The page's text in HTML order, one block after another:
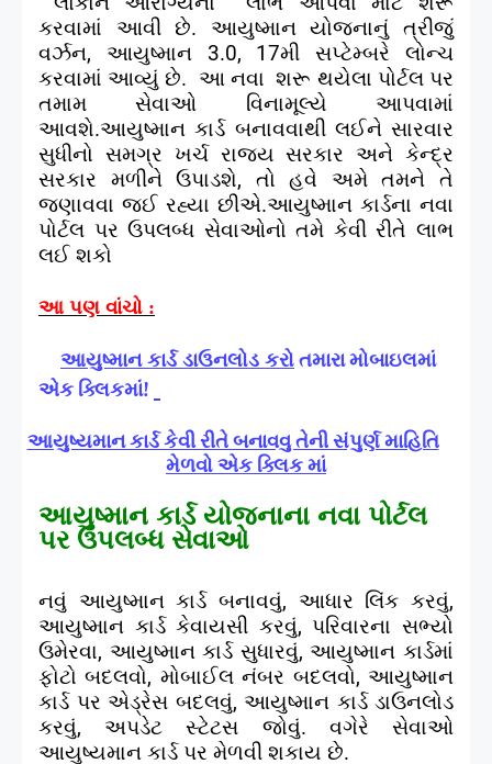
કરવામાં આવી છે.
આયુષ્માન યોજનાનું ત્રીજું
વર્ઝન, આયુષ્માન 3.0, 17મી સપ્ટેમ્બરે લોન્ચ
કરવામાં આવ્યું છે. આ નવા શરૂ થયેલા પોર્ટલ પર
તમામ સેવાઓ વિનામૂલ્યે આપવામાં
આવશે.આયુષ્માન કાર્ડ બનાવવાથી લઈને સારવાર
સુધીનો સમગ્ર ખર્ચ રાજ્ય સરકાર અને કેન્દ્ર
સરકાર મળીને ઉપાડશે, તો હવે અમે તમને તે
જણાવવા જઈ રહ્યા છીએ.આયુષ્માન કાર્ડના નવા
પોર્ટલ પર ઉપલબ્ધ સેવાઓનો તમે કેવી રીતે લાભ
લઈ શકો
આ પણ વાંચો :
આયુષ્માન કાર્ડ ડાઉનલોડ કરો તમારા મોબાઇલમાં
એક ક્લિકમાં!
આયુષ્યમાન કાર્ડ કેવી રીતે બનાવવુ તેની સંપુર્ણ માહિતિ
મેળવો એક ક્લિક માં
આયુષ્માન કાર્ડ યોજનાના નવા પોર્ટલ
પર ઉપલબ્ધ સેવાઓ
નવું આયુષ્માન કાર્ડ બનાવવું, આધાર લિંક કરવું,
આયુષ્માન કાર્ડ કેવાયસી કરવું,પરિવારના સભ્યો
ઉમેરવા, આયુષ્માન કાર્ડ સુધારવું,આયુષ્માન કાર્ડમાં
ફોટો બદલવો, મોબાઈલ નંબર બદલવો,આયુષ્માન
કાર્ડ પર એડ્રેસ બદલવું, આયુષ્માન કાર્ડ ડાઉનલોડ
કરવું,અપડેટ સ્ટેટસ જોવું. વગેરે સેવાઓ
આયુષ્યમાન કાર્ડ પર મેળવી શકાય છે.